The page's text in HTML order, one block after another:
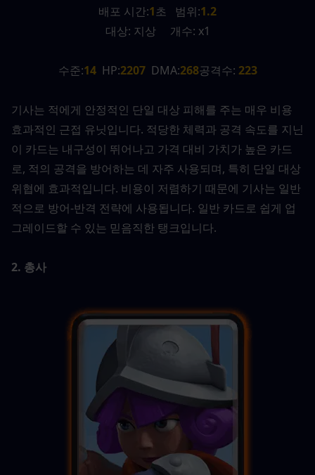
배포 시간:1초   범위:1.2
대상: 지상     개수: x1
수준:14 HP:2207 DMA:268공격수: 223
기사는 적에게 안정적인 단일 대상 피해를 주는 매우 비용
효과적인 근접 유닛입니다. 적당한 체력과 공격 속도를 지닌
이 카드는 내구성이 뛰어나고 가격 대비 가치가 높은 카드
로, 적의 공격을 방어하는 데 자주 사용되며, 특히 단일 대상
위협에 효과적입니다. 비용이 저렴하기 때문에 기사는 일반
적으로 방어-반격 전략에 사용됩니다. 일반 카드로 쉽게 업
그레이드할 수 있는 믿음직한 탱크입니다.
2. 총사